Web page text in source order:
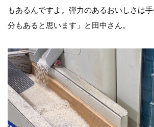
もあるんですよ。弾力のあるおいしさは
分もあると思います」と田中さん。